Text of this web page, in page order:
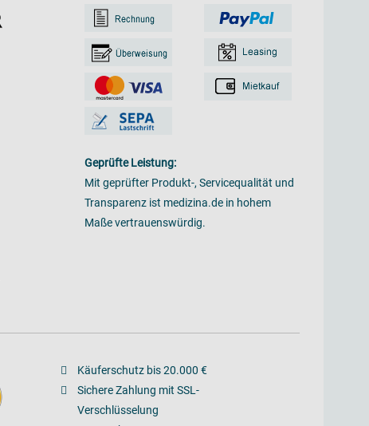
Geprüfte Leistung:
Mit geprüfter Produkt-, Servicequalität und
Transparenz ist medizina.de in hohem
Maße vertrauenswürdig.
Käuferschutz bis 20.000 €
Sichere Zahlung mit SSL-
Verschlüsselung